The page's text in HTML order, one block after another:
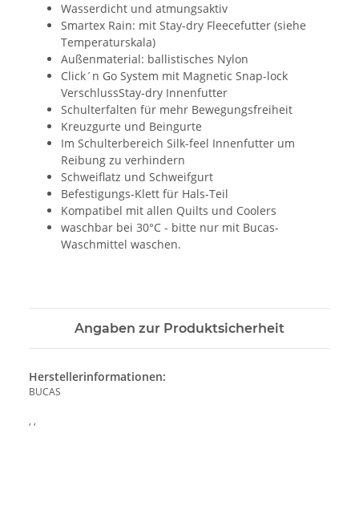
Wasserdicht und atmungsaktiv
Smartex Rain: mit Stay-dry Fleecefutter (siehe
Temperaturskala)
Außenmaterial: ballistisches Nylon
Click´n Go System mit Magnetic Snap-lock
VerschlussStay-dry Innenfutter
Schulterfalten für mehr Bewegungsfreiheit
Kreuzgurte und Beingurte
Im Schulterbereich Silk-feel Innenfutter um
Reibung zu verhindern
Schweiflatz und Schweifgurt
Befestigungs-Klett für Hals-Teil
Kompatibel mit allen Quilts und Coolers
waschbar bei 30°C - bitte nur mit Bucas-
Waschmittel waschen.
Angaben zur Produktsicherheit
Herstellerinformationen:
BUCAS
, ,